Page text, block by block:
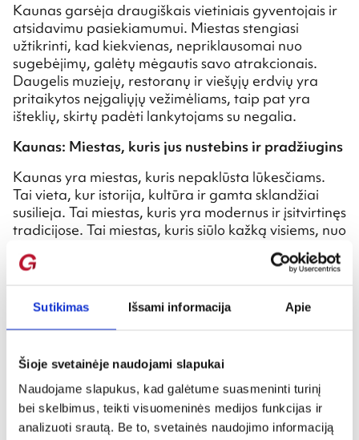
Sutikimas Išsami informacija Apie
Šioje svetainėje naudojami slapukai
Naudojame slapukus, kad galėtume suasmeninti turinį
bei skelbimus, teikti visuomeninės medijos funkcijas ir
analizuoti srautą. Be to, svetainės naudojimo informaciją
Kaunas garsėja draugiškais vietiniais gyventojais ir
atsidavimu pasiekiamumui. Miestas stengiasi
užtikrinti, kad kiekvienas, nepriklausomai nuo
sugebėjimų, galėtų mėgautis savo atrakcionais.
Daugelis muziejų, restoranų ir viešųjų erdvių yra
pritaikytos neįgaliųjų vežimėliams, taip pat yra
išteklių, skirtų padėti lankytojams su negalia.
Kaunas: Miestas, kuris jus nustebins ir pradžiugins
Kaunas yra miestas, kuris nepaklūsta lūkesčiams.
Tai vieta, kur istorija, kultūra ir gamta sklandžiai
susilieja. Tai miestas, kuris yra modernus ir įsitvirtinęs
tradicijose. Tai miestas, kuris siūlo kažką visiems, nuo
šeimų ir porų iki vienišų keliautojų ir draugų grupių.
Taigi, ko jūs laukiate? Užsisakykite kelionę į Kauną ir
Jūsų Kauno nuotykis laukia!
atrakcionų ir svetingos atmosferos yra ideali vieta
kelionę šiandien ir sukurti prisiminimus, kurie truks
visą gyvenimą.